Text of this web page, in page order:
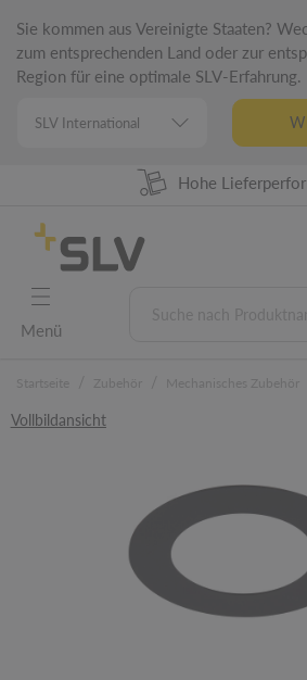
Sie kommen aus Vereinigte Staaten?
zum entsprechenden Land oder zur
Region für eine optimale SLV-Erfahrung.
98%
Hohe5 Jahre
German
Menü
Vollbildansicht